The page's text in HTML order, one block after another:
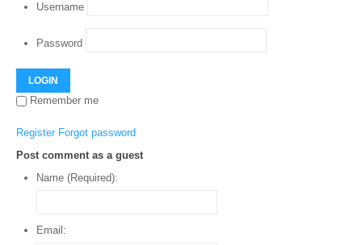
Username
Password
LOGIN
Remember me
Register Forgot password
Post comment as a guest
Name (Required):
Email: